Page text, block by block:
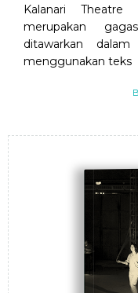
Kalanari Theatre
merupakan
ditawarkan
menggunakan teks